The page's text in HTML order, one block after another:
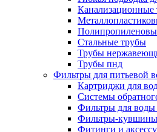
Канализационные
Стальные трубы
Трубы
Трубы пнд
Фильтры для питьевой
Картриджи для
Системы
Фильтры для
Фильтры-кувшины
Фитинги и